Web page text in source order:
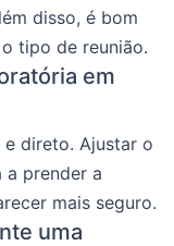
disso, é bom
tipo de reunião.
em
direto. Ajustar o
a prender a
mais seguro.
uma